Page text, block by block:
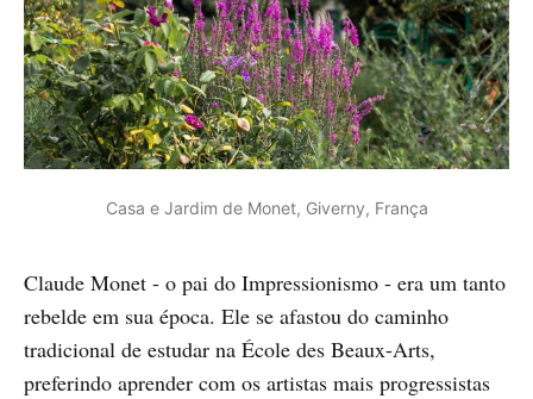
Casa e Jardim de Monet, Giverny, França
Claude Monet - o pai do Impressionismo - era um tanto
rebelde em sua época. Ele se afastou do caminho
tradicional de estudar na École des Beaux-Arts,
preferindo aprender com os artistas mais progressistas